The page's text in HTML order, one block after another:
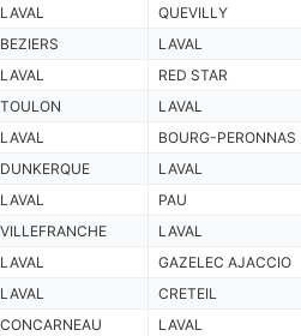
LAVAL QUEVILLY
BEZIERS LAVAL
LAVAL RED STAR
TOULON LAVAL
LAVAL BOURG-PERONNAS
DUNKERQUE LAVAL
LAVAL PAU
VILLEFRANCHE LAVAL
LAVAL GAZELEC AJACCIO
LAVAL CRETEIL
CONCARNEAU LAVAL